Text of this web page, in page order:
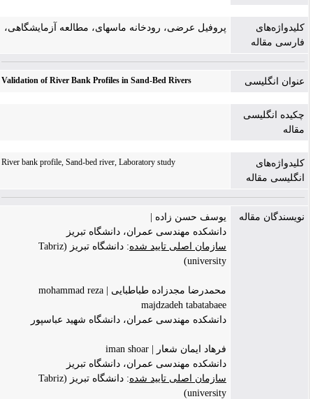
کلیدواژه‌های
فارسی مقاله
پروفیل عرضی، رودخانه ماسه‏ای، مطالعه آزمایشگاهی،
عنوان انگلیسی Validation of River Bank Profiles in Sand-Bed Rivers
چکیده انگلیسی
مقاله
کلیدواژه‌های
انگلیسی مقاله
River bank profile, Sand-bed river, Laboratory study
نویسندگان مقاله
یوسف حسن زاده |
دانشکده مهندسی عمران، دانشگاه تبریز
سازمان اصلی تایید شده
: دانشگاه تبریز (Tabriz
university)
محمدرضا مجدزاده طباطبایی | mohammad reza
majdzadeh tabatabaee
دانشکده مهندسی عمران، دانشگاه شهید عباسپور
فرهاد ایمان شعار | iman shoar
دانشکده مهندسی عمران، دانشگاه تبریز
سازمان اصلی تایید شده
: دانشگاه تبریز (Tabriz
university)